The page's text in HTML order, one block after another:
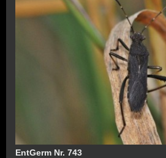
EntGerm Nr. 743